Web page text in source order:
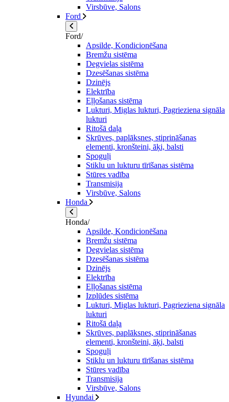
Virsbūve, Salons
Ford
Ford/
Apsilde, Kondicionēšana
Bremžu sistēma
Degvielas sistēma
Dzesēšanas sistēma
Dzinējs
Elektrība
Eļļošanas sistēma
Lukturi, Miglas lukturi, Pagrieziena signāla
lukturi
Ritošā daļa
Skrūves, paplāksnes, stiprināšanas
elementi, kronšteini, āķi, balsti
Spoguļi
Stiklu un lukturu tīrīšanas sistēma
Stūres vadība
Transmisija
Virsbūve, Salons
Honda
Honda/
Apsilde, Kondicionēšana
Bremžu sistēma
Degvielas sistēma
Dzesēšanas sistēma
Dzinējs
Elektrība
Eļļošanas sistēma
Izplūdes sistēma
Lukturi, Miglas lukturi, Pagrieziena signāla
lukturi
Ritošā daļa
Skrūves, paplāksnes, stiprināšanas
elementi, kronšteini, āķi, balsti
Spoguļi
Stiklu un lukturu tīrīšanas sistēma
Stūres vadība
Transmisija
Virsbūve, Salons
Hyundai